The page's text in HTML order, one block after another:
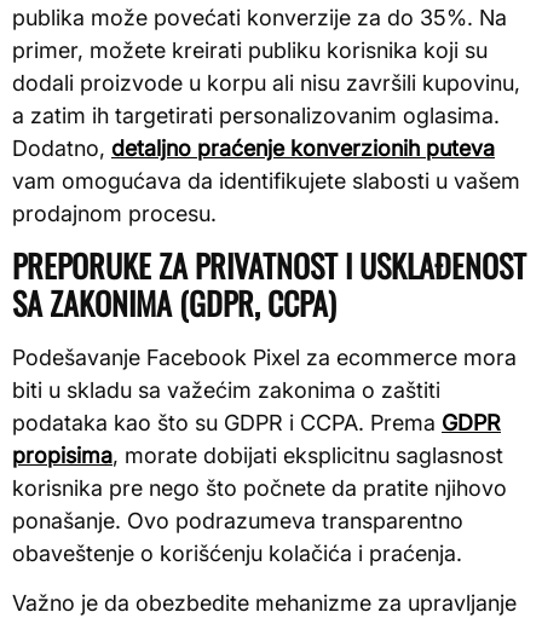
publika može povećati konverzije za do 35%. Na
primer, možete kreirati publiku korisnika koji su
dodali proizvode u korpu ali nisu završili kupovinu,
a zatim ih targetirati personalizovanim oglasima.
Dodatno, detaljno praćenje konverzionih puteva
vam omogućava da identifikujete slabosti u vašem
prodajnom procesu.
PREPORUKE ZA PRIVATNOST I USKLAĐENOST
SA ZAKONIMA (GDPR, CCPA)
Podešavanje Facebook Pixel za ecommerce mora
biti u skladu sa važećim zakonima o zaštiti
podataka kao što su GDPR i CCPA. Prema GDPR
propisima, morate dobijati eksplicitnu saglasnost
korisnika pre nego što počnete da pratite njihovo
ponašanje. Ovo podrazumeva transparentno
obaveštenje o korišćenju kolačića i praćenja.
Važno je da obezbedite mehanizme za upravljanje